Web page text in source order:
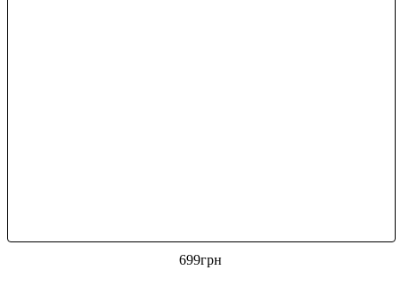
699грн